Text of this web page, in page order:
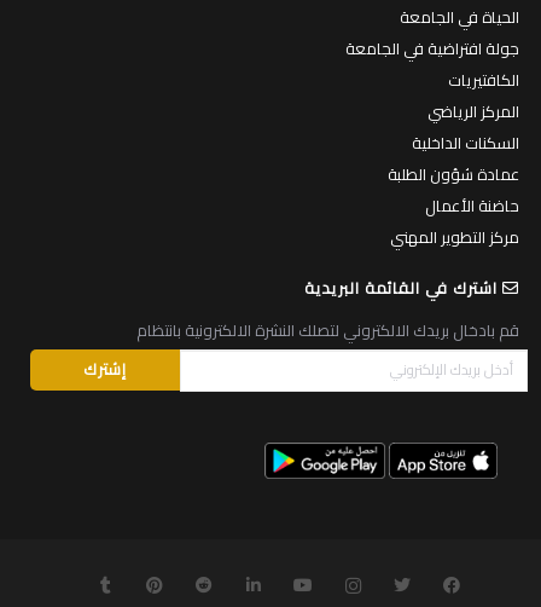
الحياة في الجامعة
جولة افتراضية في الجامعة
الكافتيريات
المركز الرياضي
السكنات الداخلية
عمادة شؤون الطلبة
حاضنة الأعمال
مركز التطوير المهني
اشترك في القائمة البريدية
قم بادخال بريدك الالكتروني لتصلك النشرة الالكترونية بانتظام